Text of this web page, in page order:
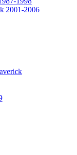
2001-2006